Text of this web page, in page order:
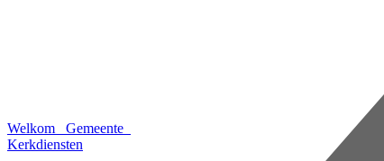
Welkom
Gemeente
Kerkdiensten